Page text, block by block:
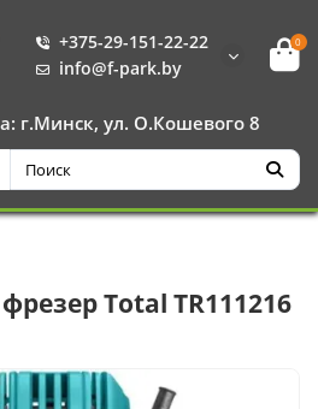
+375-29-151-22-22
info@f-park.by
0
г.Минск, ул. О.Кошевого 8
Total TR111216